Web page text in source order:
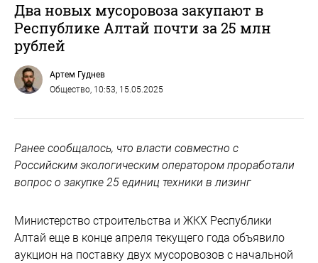
Два новых мусоровоза закупают в
Республике Алтай почти за 25 млн
рублей
Артем Гуднев
Общество, 10:53, 15.05.2025
Ранее сообщалось, что власти совместно с
Российским экологическим оператором проработали
вопрос о закупке 25 единиц техники в лизинг
Министерство строительства и ЖКХ Республики
Алтай еще в конце апреля текущего года объявило
аукцион на поставку двух мусоровозов с начальной